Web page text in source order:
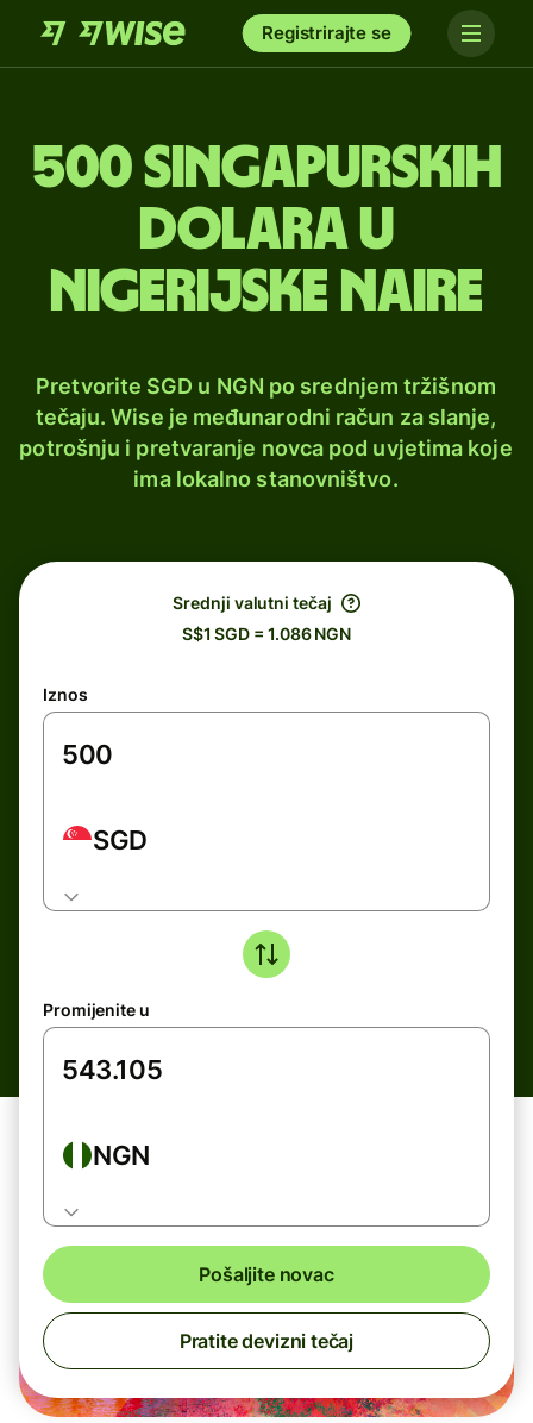
Registrirajte se
500 singapurskih
dolara u
nigerijske naire
Pretvorite SGD u NGN po srednjem tržišnom
tečaju. Wise je međunarodni račun za slanje,
potrošnju i pretvaranje novca pod uvjetima koje
ima lokalno stanovništvo.
Srednji valutni tečaj
S$1 SGD = 1.086 NGN
Iznos
SGD
Promijenite u
NGN
Pošaljite novac
Pratite devizni tečaj